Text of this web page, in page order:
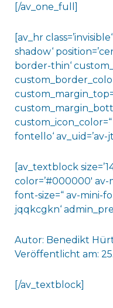
[/av_one_full]
[av_hr
shadow‘
border-thin‘
fontello‘ av_uid=’av-
[av_textblock
color=’#000000′
font-size=“ av-mini-
jqqkcgkn‘
Autor: Benedikt
Veröffentlicht am:
[/av_textblock]